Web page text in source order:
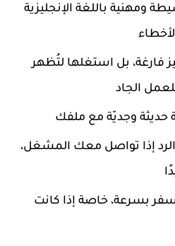
ومهنية باللغة الإنجليزية
فارغة، بل استغلها لتُظهر
الجاد
وجديّة مع ملفك
إذا تواصل معك المشغل،
بسرعة، خاصة إذا كانت